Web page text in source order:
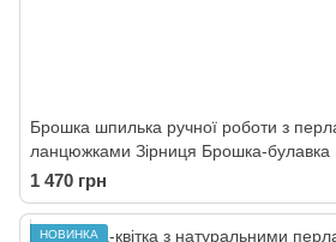
Брошка шпилька ручної роботи з
ланцюжками Зірниця Брошка-булавка
1 470 грн
НОВИНКА